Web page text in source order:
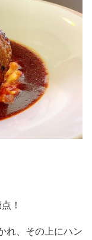
！
れ、その上にハン